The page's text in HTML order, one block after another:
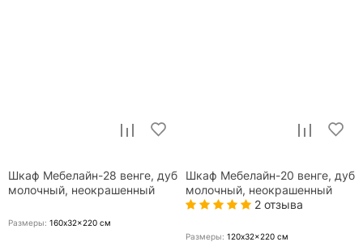
Шкаф Мебелайн-28 венге, дуб
молочный, неокрашенный
Размеры: 160x32x220 см
Шкаф Мебелайн-20 венге, дуб
молочный, неокрашенный
2 отзыва
Размеры: 120x32x220 см